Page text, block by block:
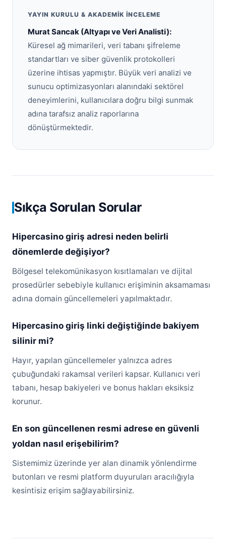
YAYIN KURULU & AKADEMIK İNCELEME
Murat Sancak (Altyapı ve Veri Analisti):
Küresel ağ mimarileri, veri tabanı şifreleme
standartları ve siber güvenlik protokolleri
üzerine ihtisas yapmıştır. Büyük veri analizi ve
sunucu optimizasyonları alanındaki sektörel
deneyimlerini, kullanıcılara doğru bilgi sunmak
adına tarafsız analiz raporlarına
dönüştürmektedir.
Sıkça Sorulan Sorular
Hipercasino giriş adresi neden belirli
dönemlerde değişiyor?
Bölgesel telekomünikasyon kısıtlamaları ve dijital
prosedürler sebebiyle kullanıcı erişiminin aksamaması
adına domain güncellemeleri yapılmaktadır.
Hipercasino giriş linki değiştiğinde bakiyem
silinir mi?
Hayır, yapılan güncellemeler yalnızca adres
çubuğundaki rakamsal verileri kapsar. Kullanıcı veri
tabanı, hesap bakiyeleri ve bonus hakları eksiksiz
korunur.
En son güncellenen resmi adrese en güvenli
yoldan nasıl erişebilirim?
Sistemimiz üzerinde yer alan dinamik yönlendirme
butonları ve resmi platform duyuruları aracılığıyla
kesintisiz erişim sağlayabilirsiniz.